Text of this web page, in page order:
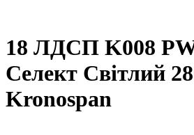
18 ЛДСП K008 PW
Селект Світлий
Kronospan